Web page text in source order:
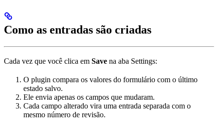
Como as entradas são criadas
Cada vez que você clica em Save na aba Settings:
O plugin compara os valores do formulário com o último
estado salvo.
Ele envia apenas os campos que mudaram.
Cada campo alterado vira uma entrada separada com o
mesmo número de revisão.